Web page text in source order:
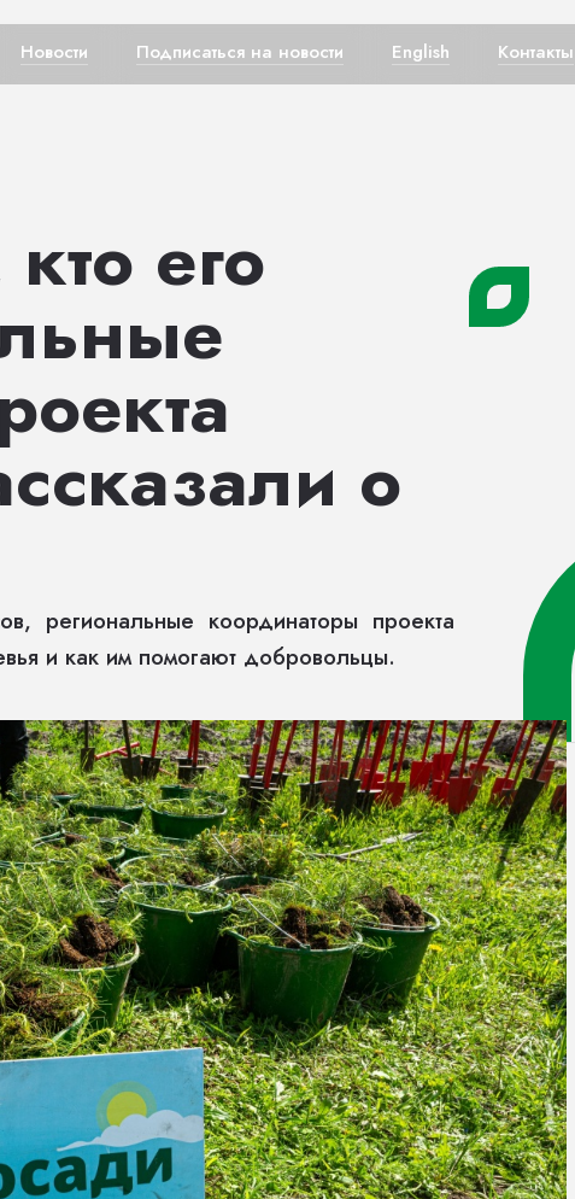
Новости Подписаться на новости English Контакты
его
о
региональные координаторы проекта
и как им помогают добровольцы.